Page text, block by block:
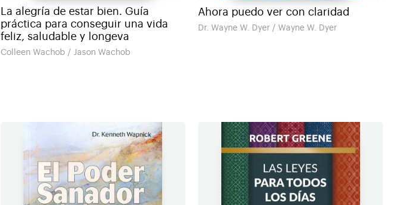
La alegría de estar bien. Guía
práctica para conseguir una vida
feliz, saludable y longeva
Colleen Wachob / Jason Wachob
Ahora puedo ver con claridad
Dr. Wayne W. Dyer / Wayne W. Dyer